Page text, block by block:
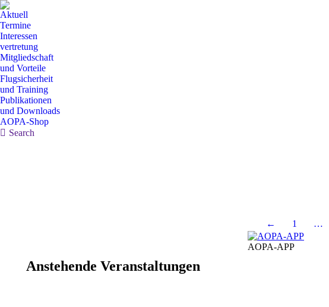
Aktuell
Termine
Interessen
vertretung
Mitgliedschaft
und Vorteile
Flugsicherheit
und Training
Publikationen
und Downloads
AOPA-Shop
Search:
Search
← 1 …
AOPA-APP
Anstehende Veranstaltungen